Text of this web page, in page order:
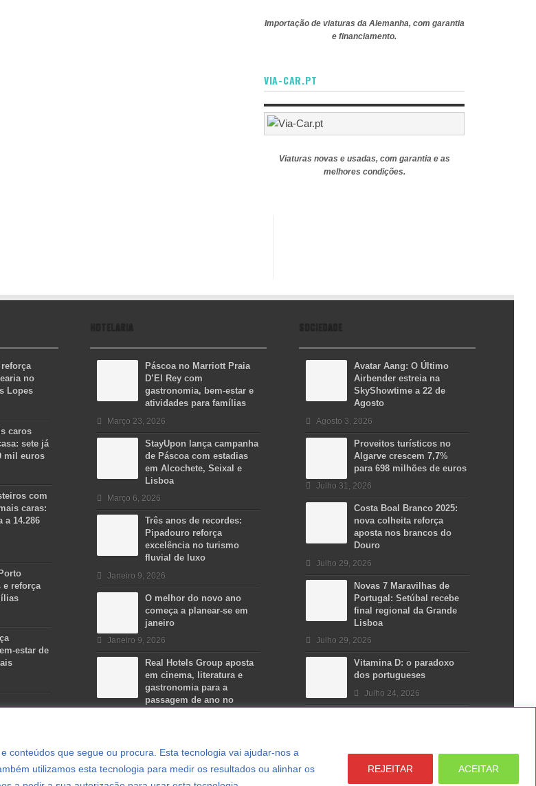
conteúdos que segue ou procura. Esta tecnologia vai ajudar-nos a
utilizamos esta tecnologia para medir os resultados ou alinhar os
REJEITAR ACEITAR
Importação de viaturas da Alemanha, com garantia
e financiamento.
VIA-CAR.PT
Viaturas novas e usadas, com garantia e as
melhores condições.
reforça
no
Lopes
caros
sete já
mil euros
com
caras:
a 14.286
e reforça
estar de
HOTELARIA
Páscoa no Marriott Praia
D’El Rey com
gastronomia, bem-estar e
atividades para famílias
Março 23, 2026
StayUpon lança campanha
de Páscoa com estadias
em Alcochete, Seixal e
Lisboa
Março 6, 2026
Três anos de recordes:
Pipadouro reforça
excelência no turismo
fluvial de luxo
Janeiro 9, 2026
O melhor do novo ano
começa a planear-se em
janeiro
Janeiro 9, 2026
Real Hotels Group aposta
em cinema, literatura e
gastronomia para a
passagem de ano no
SOCIEDADE
Avatar Aang: O Último
Airbender estreia na
SkyShowtime a 22 de
Agosto
Agosto 3, 2026
Proveitos turísticos no
Algarve crescem 7,7%
para 698 milhões de euros
Julho 31, 2026
Costa Boal Branco 2025:
nova colheita reforça
aposta nos brancos do
Douro
Julho 29, 2026
Novas 7 Maravilhas de
Portugal: Setúbal recebe
final regional da Grande
Lisboa
Julho 29, 2026
Vitamina D: o paradoxo
dos portugueses
Julho 24, 2026